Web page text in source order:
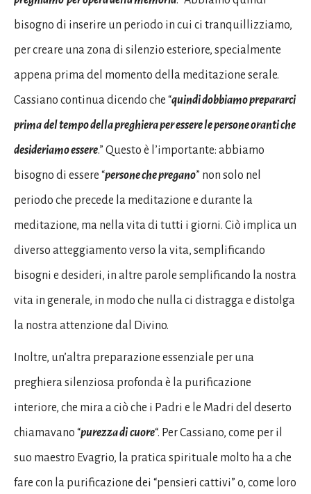
bisogno di inserire un periodo in cui ci tranquillizziamo,
per creare una zona di silenzio esteriore, specialmente
appena prima del momento della meditazione serale.
Cassiano continua dicendo che “quindi dobbiamo prepararci
primadel tempo della preghiera per essere le persone oranti che
desideriamo essere.” Questo è l’importante: abbiamo
bisogno di essere “persone che pregano” non solo nel
periodo che precede la meditazione e durante la
meditazione, ma nella vita di tutti i giorni. Ciò implica un
diverso atteggiamento verso la vita, semplificando
bisogni e desideri, in altre parole semplificando la nostra
vita in generale, in modo che nulla ci distragga e distolga
la nostra attenzione dal Divino.
Inoltre, un’altra preparazione essenziale per una
preghiera silenziosa profonda è la purificazione
interiore, che mira a ciò che i Padri e le Madri del deserto
chiamavano “purezza dicuore“. Per Cassiano, come per il
suo maestro Evagrio, la pratica spirituale molto ha a che
fare con la purificazione dei “pensieri cattivi” o, come loro